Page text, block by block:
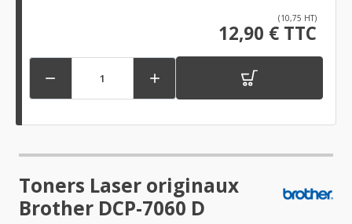
(10,75 HT)
12,90 € TTC
 
Toners Laser originaux
Brother DCP-7060 D